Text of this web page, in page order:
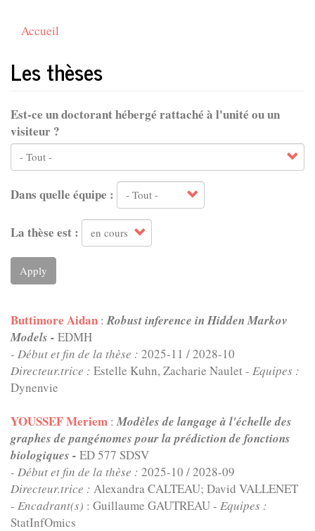
Accueil
Les thèses
Est-ce un doctorant hébergé rattaché à l'unité ou un
visiteur ?
Dans quelle équipe :
La thèse est :
Apply
Buttimore Aidan :Robust inference in Hidden Markov
Models - EDMH
- Début et fin de la thèse : 2025-11 /2028-10
Directeur.trice : Estelle Kuhn, Zacharie Naulet - Equipes :
Dynenvie
YOUSSEF Meriem :Modèles de langage à l'échelle des
graphes de pangénomes pour la prédiction de fonctions
biologiques - ED 577 SDSV
- Début et fin de la thèse : 2025-10 /2028-09
Directeur.trice : Alexandra CALTEAU; David VALLENET
- Encadrant(s) : Guillaume GAUTREAU - Equipes :
StatInfOmics